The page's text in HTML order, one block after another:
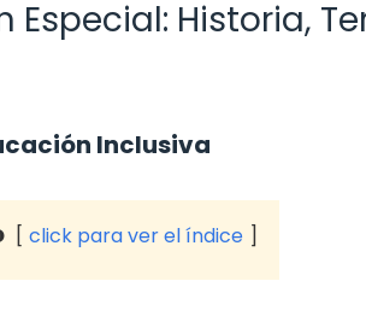
Especial: Historia,
Inclusiva
click para ver el índice